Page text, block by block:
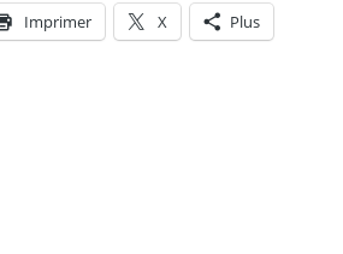
Imprimer X Plus